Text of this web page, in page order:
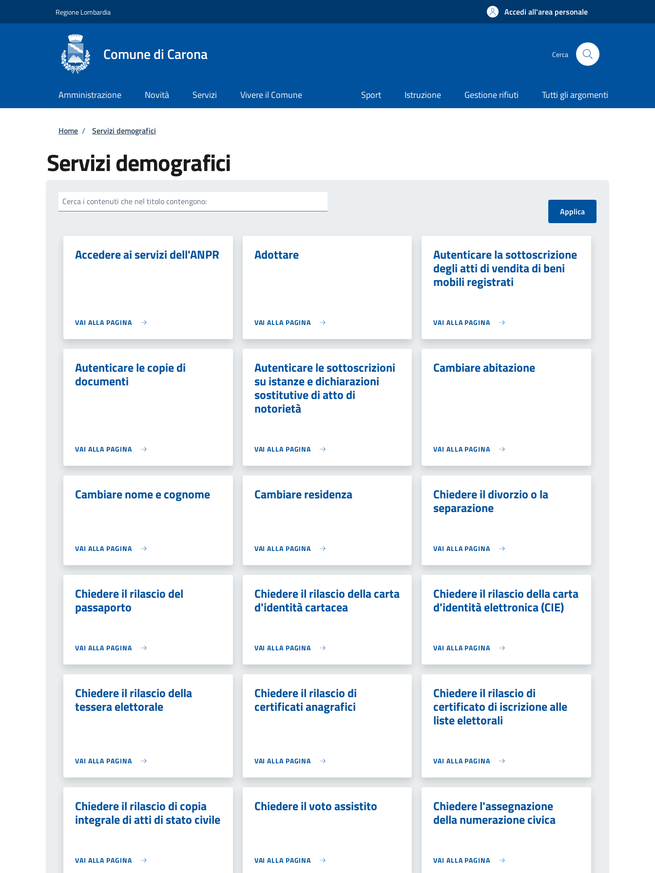
Regione Lombardia Accedi all'area personale
Comune di Carona Cerca
Amministrazione Novità Servizi Vivere il Comune Sport Istruzione Gestione rifiuti Tutti gli argomenti
Briciole di pane
Home / Servizi demografici
Servizi demografici
Cerca i contenuti che nel titolo contengono:
Accedere ai servizi dell'ANPR
VAI ALLA PAGINA
Adottare
VAI ALLA PAGINA
Autenticare la sottoscrizione
degli atti di vendita di beni
mobili registrati
VAI ALLA PAGINA
Autenticare le copie di
documenti
VAI ALLA PAGINA
Autenticare le sottoscrizioni
su istanze e dichiarazioni
sostitutive di atto di
notorietà
VAI ALLA PAGINA
Cambiare abitazione
VAI ALLA PAGINA
Cambiare nome e cognome
VAI ALLA PAGINA
Cambiare residenza
VAI ALLA PAGINA
Chiedere il divorzio o la
separazione
VAI ALLA PAGINA
Chiedere il rilascio del
passaporto
VAI ALLA PAGINA
Chiedere il rilascio della carta
d'identità cartacea
VAI ALLA PAGINA
Chiedere il rilascio della carta
d'identità elettronica (CIE)
VAI ALLA PAGINA
Chiedere il rilascio della
tessera elettorale
VAI ALLA PAGINA
Chiedere il rilascio di
certificati anagrafici
VAI ALLA PAGINA
Chiedere il rilascio di
certificato di iscrizione alle
liste elettorali
VAI ALLA PAGINA
Chiedere il rilascio di copia
integrale di atti di stato civile
VAI ALLA PAGINA
Chiedere il voto assistito
VAI ALLA PAGINA
Chiedere l'assegnazione
della numerazione civica
VAI ALLA PAGINA